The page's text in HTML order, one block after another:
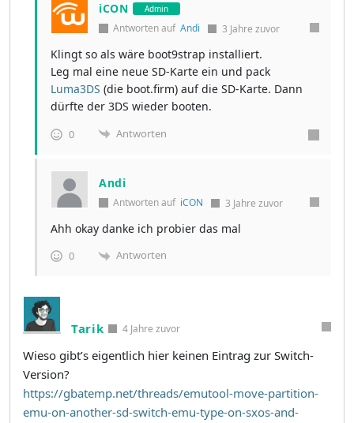
iCON Admin
Antworten auf Andi 3 Jahre zuvor
Klingt so als wäre boot9strap installiert.
Leg mal eine neue SD-Karte ein und pack
Luma3DS (die boot.firm) auf die SD-Karte. Dann
dürfte der 3DS wieder booten.
0 Antworten
Andi
Antworten auf iCON 3 Jahre zuvor
Ahh okay danke ich probier das mal
0 Antworten
Tarik 4 Jahre zuvor
Wieso gibt’s eigentlich hier keinen Eintrag zur Switch-
Version?
https://gbatemp.net/threads/emutool-move-partition-
emu-on-another-sd-switch-emu-type-on-sxos-and-